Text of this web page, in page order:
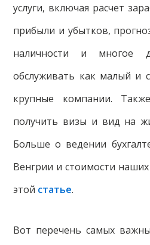
услуги, включая расчет
прибыли и убытков,
наличности и многое
обслуживать как малый и
крупные компании.
получить визы и вид на
Больше о ведении
Венгрии и стоимости
этой статье.
Вот перечень самых